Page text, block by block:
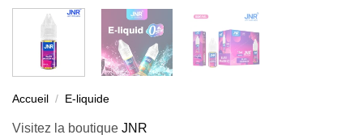
Accueil / E-liquide
Visitez la boutique JNR